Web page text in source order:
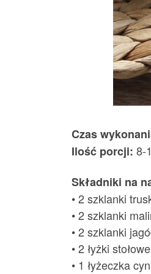
Czas
Ilość porcji: 8-
Składniki na
• 2 szklanki
• 2 szklanki
• 2 szklanki
• 2 łyżki
• 1 łyżeczka